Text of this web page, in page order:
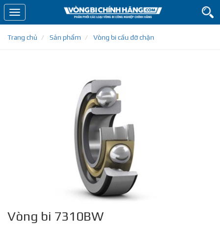
Toggle
navigation
Trang chủ
Sản phẩm Vòng bi cầu đỡ chặn
Vòng bi 7310BW